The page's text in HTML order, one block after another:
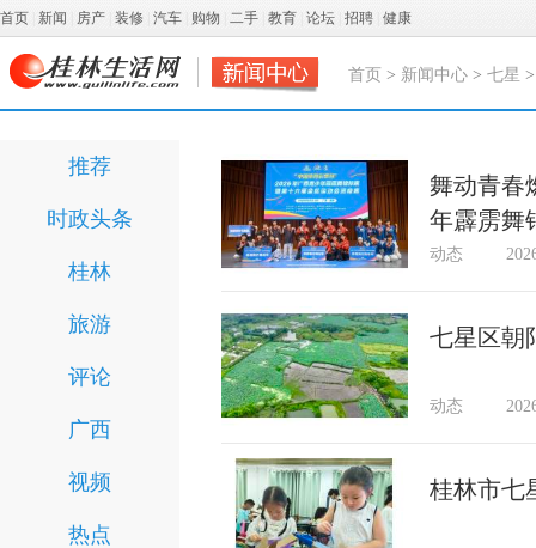
首页 新闻 房产 装修 汽车 购物 二手 教育 论坛 招聘 健康
首页 > 新闻中心 > 七星
推荐
时政头条
桂林
旅游
评论
广西
视频
热点
舞动青春
年霹雳舞
动态
七星区朝
动态
桂林市七